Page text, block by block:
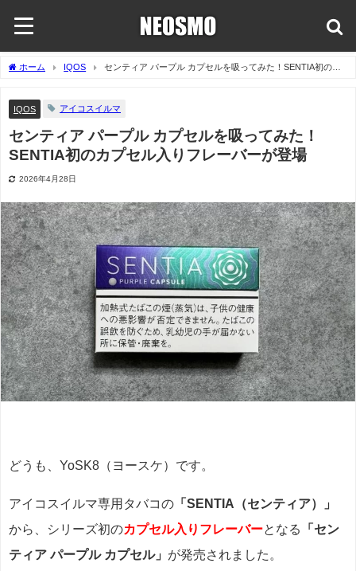
ホーム IQOS
センティア パープル カプセルを吸ってみた！SENTIA初のカ
IQOS アイコスイルマ
センティア パープル カプセルを吸ってみた！
SENTIA初のカプセル入りフレーバーが登場
2026年4月28日
どうも、YoSK8（ヨースケ）です。
アイコスイルマ専用タバコの 「SENTIA（センティア）」
から、シリーズ初のカプセル入りフレーバーとなる
「セン
ティア パープル カプセル」 が発売されました。